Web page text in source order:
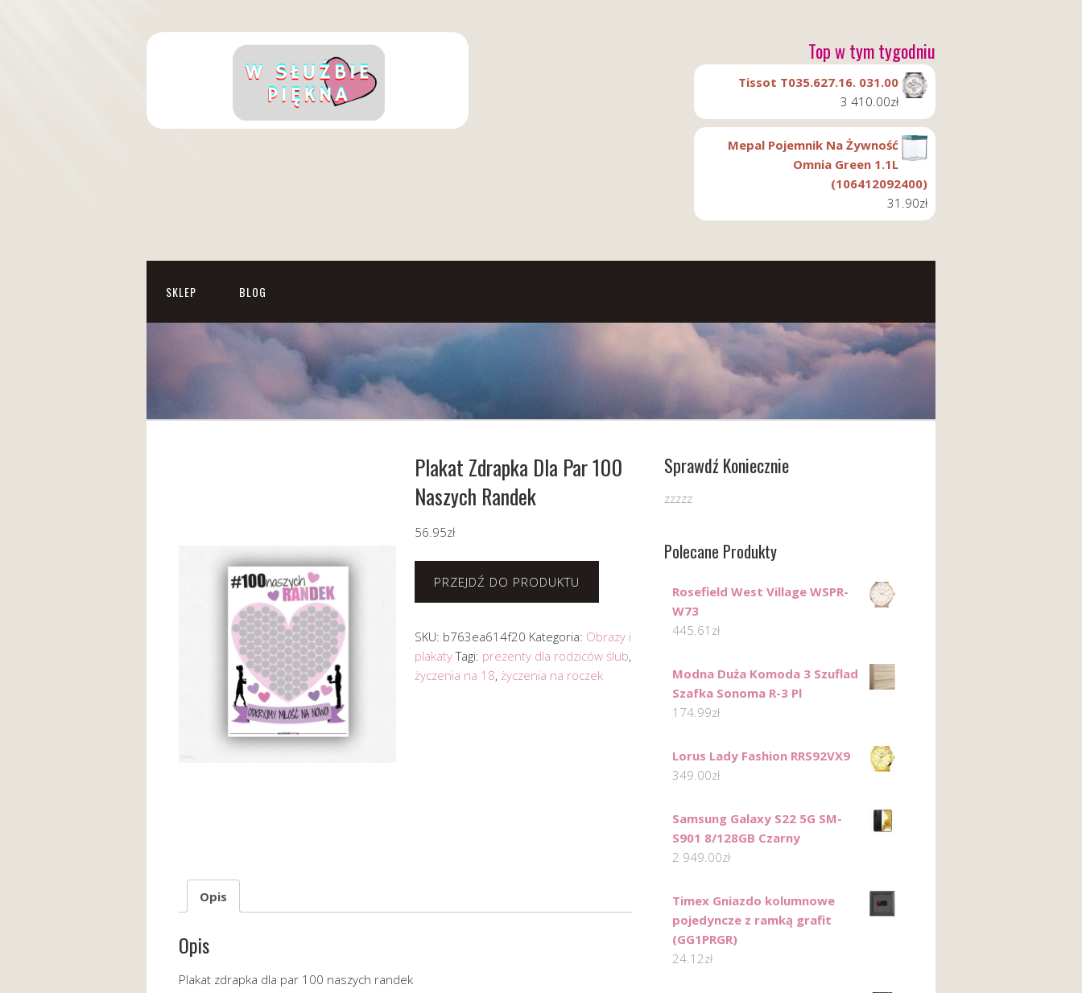
Top w tym tygodniu
Tissot T035.627.16. 031.00
3 410.00zł
Mepal Pojemnik Na Żywność
Omnia Green 1.1L
(106412092400)
31.90zł
SKLEP BLOG
Plakat Zdrapka Dla Par 100
Naszych Randek
56.95zł
PRZEJDŹ DO PRODUKTU
SKU: b763ea614f20 Kategoria: Obrazy i
plakaty Tagi: prezenty dla rodziców ślub,
życzenia na 18, życzenia na roczek
Opis
Opis
Plakat zdrapka dla par 100 naszych randek
Sprawdź Koniecznie
zzzzz
Polecane Produkty
Rosefield West Village WSPR-
W73
445.61 zł
Modna Duża Komoda 3 Szuflad
Szafka Sonoma R-3 Pl
174.99zł
Lorus Lady Fashion RRS92VX9
349.00zł
Samsung Galaxy S22 5G SM-
S901 8/128GB Czarny
2 949.00zł
Timex Gniazdo kolumnowe
pojedyncze z ramką grafit
(GG1PRGR)
24.12zł